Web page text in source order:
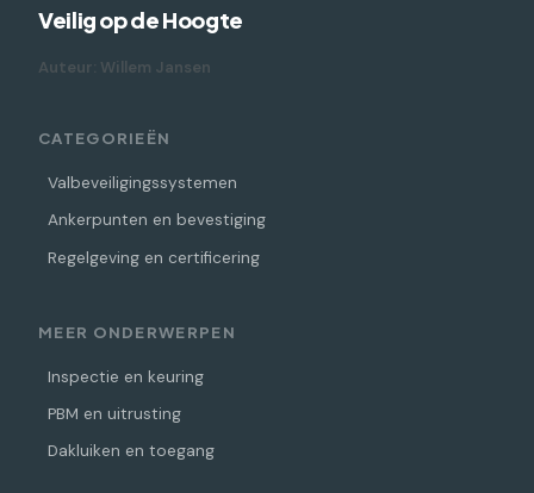
Veilig op de Hoogte
Auteur: Willem Jansen
CATEGORIEËN
Valbeveiligingssystemen
Ankerpunten en bevestiging
Regelgeving en certificering
MEER ONDERWERPEN
Inspectie en keuring
PBM en uitrusting
Dakluiken en toegang